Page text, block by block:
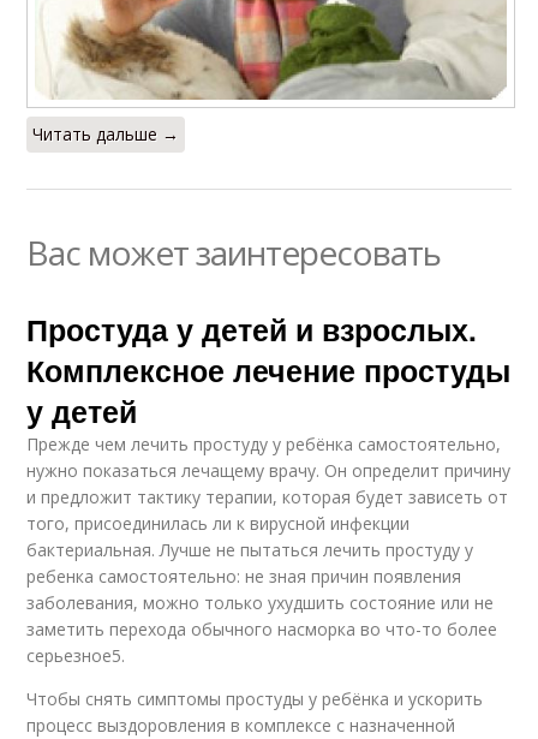
Читать дальше →
Вас может заинтересовать
Простуда у детей и взрослых.
Комплексное лечение простуды
у детей
Прежде чем лечить простуду у ребёнка самостоятельно,
нужно показаться лечащему врачу. Он определит причину
и предложит тактику терапии, которая будет зависеть от
того, присоединилась ли к вирусной инфекции
бактериальная. Лучше не пытаться лечить простуду у
ребенка самостоятельно: не зная причин появления
заболевания, можно только ухудшить состояние или не
заметить перехода обычного насморка во что-то более
серьезное5.
Чтобы снять симптомы простуды у ребёнка и ускорить
процесс выздоровления в комплексе с назначенной